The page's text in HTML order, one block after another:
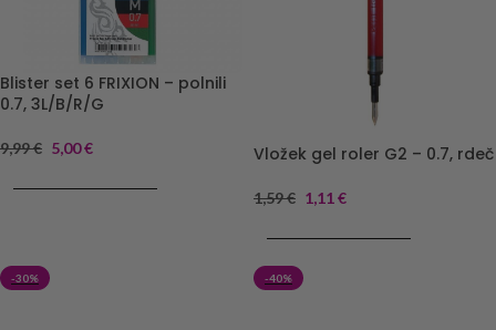
Blister set 6 FRIXION – polnili
0.7, 3L/B/R/G
9,99€ 5,00€ Vložek gel roler G2 – 0.7, rdeč
1,59€ 1,11€
-30% -40%